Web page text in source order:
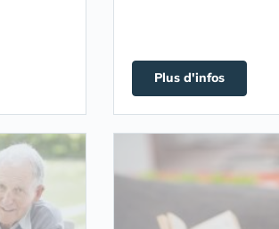
Plus d'infos